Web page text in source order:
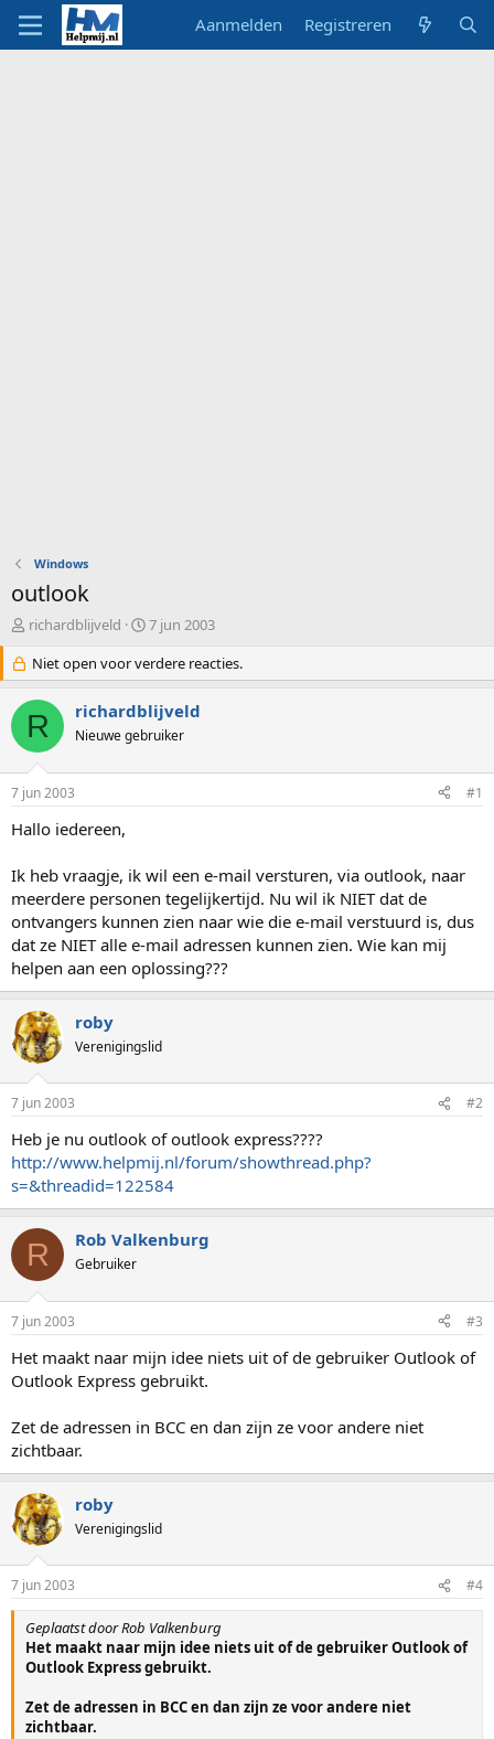
Aanmelden Registreren
Windows
outlook
O
d
e
r
w
e
s
t
a
t
e
r
richardblijveld
S
a
r
t
d
a
m
7 jun 2003
Niet open voor verdere reacties.
R richardblijveld
Nieuwe gebruiker
7 jun 2003 #1
Hallo iedereen,
Ik heb vraagje, ik wil een e-mail versturen, via outlook, naar
meerdere personen tegelijkertijd. Nu wil ik NIET dat de
ontvangers kunnen zien naar wie die e-mail verstuurd is, dus
dat ze NIET alle e-mail adressen kunnen zien. Wie kan mij
helpen aan een oplossing???
roby
Verenigingslid
7 jun 2003 #2
Heb je nu outlook of outlook express????
http://www.helpmij.nl/forum/showthread.php?
s=&threadid=122584
R Rob Valkenburg
Gebruiker
7 jun 2003 #3
Het maakt naar mijn idee niets uit of de gebruiker Outlook of
Outlook Express gebruikt.
Zet de adressen in BCC en dan zijn ze voor andere niet
zichtbaar.
roby
Verenigingslid
7 jun 2003 #4
Geplaatst door Rob Valkenburg
Het maakt naar mijn idee niets uit of de gebruiker Outlook of
Outlook Express gebruikt.
Zet de adressen in BCC en dan zijn ze voor andere niet
zichtbaar.